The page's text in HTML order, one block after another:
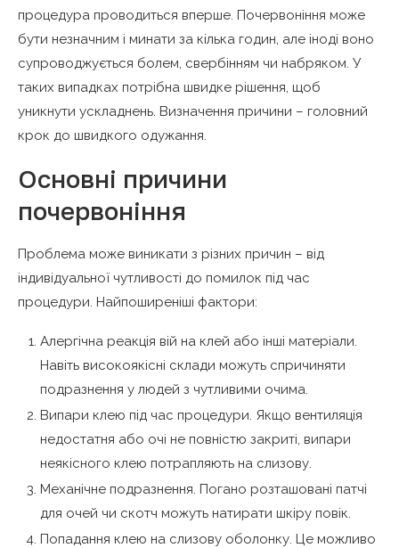
процедура проводиться вперше. Почервоніння може
бути незначним і минати за кілька годин, але іноді воно
супроводжується болем, свербінням чи набряком. У
таких випадках потрібна швидке рішення, щоб
уникнути ускладнень. Визначення причини – головний
крок до швидкого одужання.
Основні причини
почервоніння
Проблема може виникати з різних причин – від
індивідуальної чутливості до помилок під час
процедури. Найпоширеніші фактори:
Алергічна реакція вій на клей або інші матеріали.
Навіть високоякісні склади можуть спричиняти
подразнення у людей з чутливими очима.
Випари клею під час процедури. Якщо вентиляція
недостатня або очі не повністю закриті, випари
неякісного клею потрапляють на слизову.
Механічне подразнення. Погано розташовані патчі
для очей чи скотч можуть натирати шкіру повік.
Попадання клею на слизову оболонку. Це можливо